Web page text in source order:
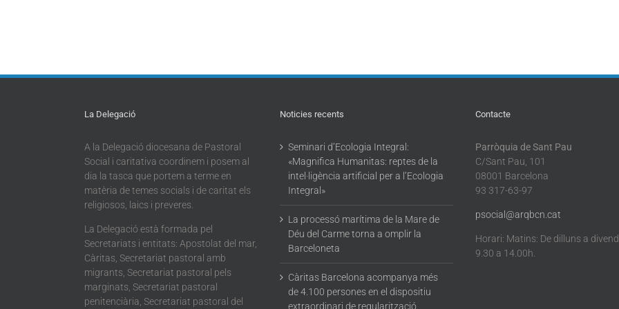
La Delegació
A la Delegació diocesana de Pastoral
Social i caritativa coordinem i posem al
dia la tasca que portem a terme en
matèria de temes socials i de caritat els
religiosos, laics i preveres.
La Delegació està formada pel
Secretariats i entitats: Apostolat del mar,
Càritas, Secretariat pastoral amb
migrants, Secretariat pastoral pels
marginats, Secretariat pastoral
penitenciària, Secretariat pastoral del
Noticies recents
Seminari d’Ecologia Integral:
«Magnifica Humanitas: reptes de la
intel·ligència artificial per a l’Ecologia
Integral»
La processó marítima de la Mare de
Déu del Carme torna a omplir la
Barceloneta
Càritas Barcelona acompanya més
de 4.100 persones en el dispositiu
extraordinari de regularització
Contacte
Parròquia de Sant Pau
C/Sant Pau, 101
08001 Barcelona
93 317-63-97
psocial@arqbcn.cat
Horari: Matins: De dilluns a
9.30 a 14.00h.